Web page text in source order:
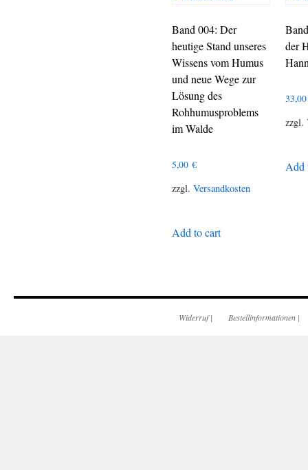
Band 004: Der
heutige Stand unseres
Wissens vom Humus
und neue Wege zur
Lösung des
Rohhumusproblems
im Walde
5,00 €
zzgl. Versandkosten
Add to cart
der
zzgl.
Add
Widerruf| Bestellinformationen |